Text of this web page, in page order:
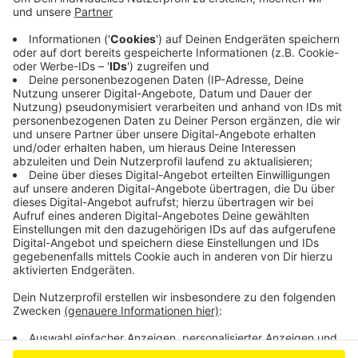
Anzeige
und auch wegen der Trockenheit und des Windes,
Ort. Zur Vorsorge wurde der Fahrer des
Waldarbeiter-Fahrzeugs ins Krankenhaus
gebracht.
Veröffentlicht:Mittwoch, 13.07.2022 15:01
Anzeige
Anzeige